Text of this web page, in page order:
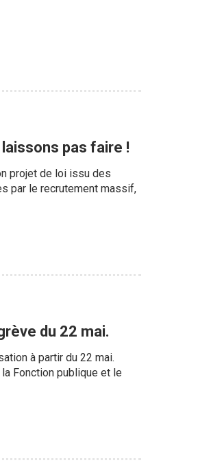
pas faire !
projet de loi issu des
par le recrutement massif,
du 22 mai.
à partir du 22 mai.
Fonction publique et le